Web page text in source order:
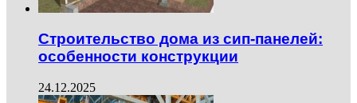
Строительство дома из сип-панелей:
особенности конструкции
24.12.2025